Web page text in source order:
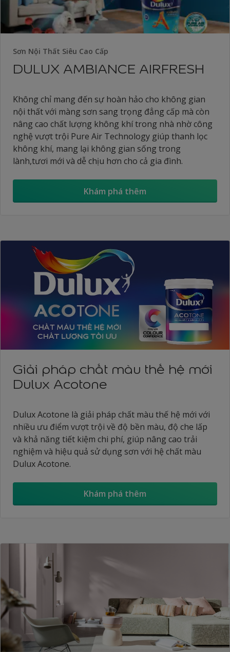
Sơn Nội Thất Siêu Cao Cấp
DULUX AMBIANCE AIRFRESH
Không chỉ mang đến sự hoàn hảo cho không gian
nội thất với màng sơn sang trọng đẳng cấp mà còn
nâng cao chất lượng không khí trong nhà nhờ công
nghệ vượt trội Pure Air Technology giúp thanh lọc
không khí, mang lại không gian sống trong
lành,tươi mới và dễ chịu hơn cho cả gia đình.
Khám phá thêm
Giải pháp chất màu thế hệ mới
Dulux Acotone
Dulux Acotone là giải pháp chất màu thế hệ mới với
nhiều ưu điểm vượt trội về độ bền màu, độ che lấp
và khả năng tiết kiệm chi phí, giúp nâng cao trải
nghiệm và hiệu quả sử dụng sơn với hệ chất màu
Dulux Acotone.
Khám phá thêm